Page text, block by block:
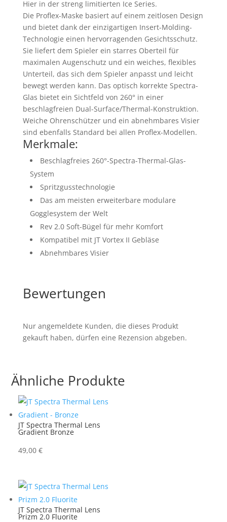
Hier in der streng limitierten Ice Series.
Die Proflex-Maske basiert auf einem zeitlosen Design
und bietet dank der einzigartigen Insert-Molding-
Technologie einen hervorragenden Gesichtsschutz.
Sie liefert dem Spieler ein starres Oberteil für
maximalen Augenschutz und ein weiches, flexibles
Unterteil, das sich dem Spieler anpasst und leicht
bewegt werden kann. Das optisch korrekte Spectra-
Glas bietet ein Sichtfeld von 260° in einer
beschlagfreien Dual-Surface/Thermal-Konstruktion.
Weiche Ohrenschützer und ein abnehmbares Visier
sind ebenfalls Standard bei allen Proflex-Modellen.
Merkmale:
Beschlagfreies 260°-Spectra-Thermal-Glas-
System
Spritzgusstechnologie
Das am meisten erweiterbare modulare
Gogglesystem der Welt
Rev 2.0 Soft-Bügel für mehr Komfort
Kompatibel mit JT Vortex II Gebläse
Abnehmbares Visier
Bewertungen
Nur angemeldete Kunden, die dieses Produkt
gekauft haben, dürfen eine Rezension abgeben.
Ähnliche Produkte
JT Spectra Thermal Lens
Gradient Bronze
49,00€
JT Spectra Thermal Lens
Prizm 2.0 Fluorite